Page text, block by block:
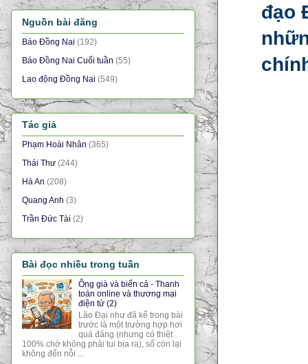
đạo
Nguồn bài đăng
Báo Đồng Nai (192)
Báo Đồng Nai Cuối tuần (55)
Lao động Đồng Nai (549)
Tác giả
Phạm Hoài Nhân (365)
Thái Thư (244)
Hà An (208)
Quang Anh (3)
Trần Đức Tài (2)
Bài đọc nhiều trong tuần
Ông già và biển cả - Thanh
toán online và thương mại
điện tử (2)
Lão Đại như đã kể trong bài
trước là một trường hợp hơi
quá đáng (nhưng có thiệt
100% chớ không phải tui bịa ra), số còn lại
không đến nỗi ...